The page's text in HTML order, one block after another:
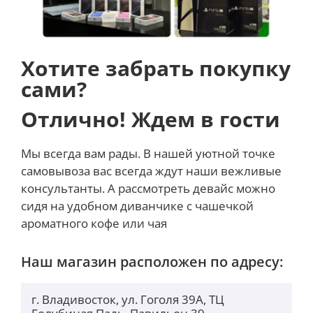
Хотите забрать покупку
сами?
Отлично! Ждем в гости
Мы всегда вам рады. В нашей уютной точке
самовывоза вас всегда ждут наши вежливые
консультанты. А рассмотреть девайс можно
сидя на удобном диванчике с чашечкой
ароматного кофе или чая
Наш магазин расположен по адресу:
г. Владивосток, ул. Гоголя 39А, ТЦ